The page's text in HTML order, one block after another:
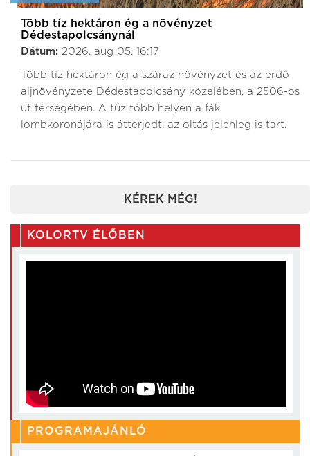
Több tíz hektáron ég a növényzet
Dédestapolcsánynál
Dátum: 2026. aug 05. 16:17
Több tíz hektáron ég a száraz növényzet és az erdő
aljnövényzete Dédestapolcsány közelében, a 2506-os
út térségében. A tűz több helyen a fák
lombkoronájára is átterjedt, az oltás jelenleg is tart.
KÉREK MÉG!
KOLORTV ÉLŐBEN
PROGRAMAJÁNLÓ